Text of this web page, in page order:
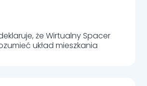
że Wirtualny Spacer
układ mieszkania